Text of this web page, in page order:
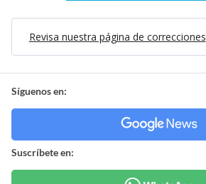
Revisa nuestra página de correcciones
Síguenos en:
Suscríbete en: